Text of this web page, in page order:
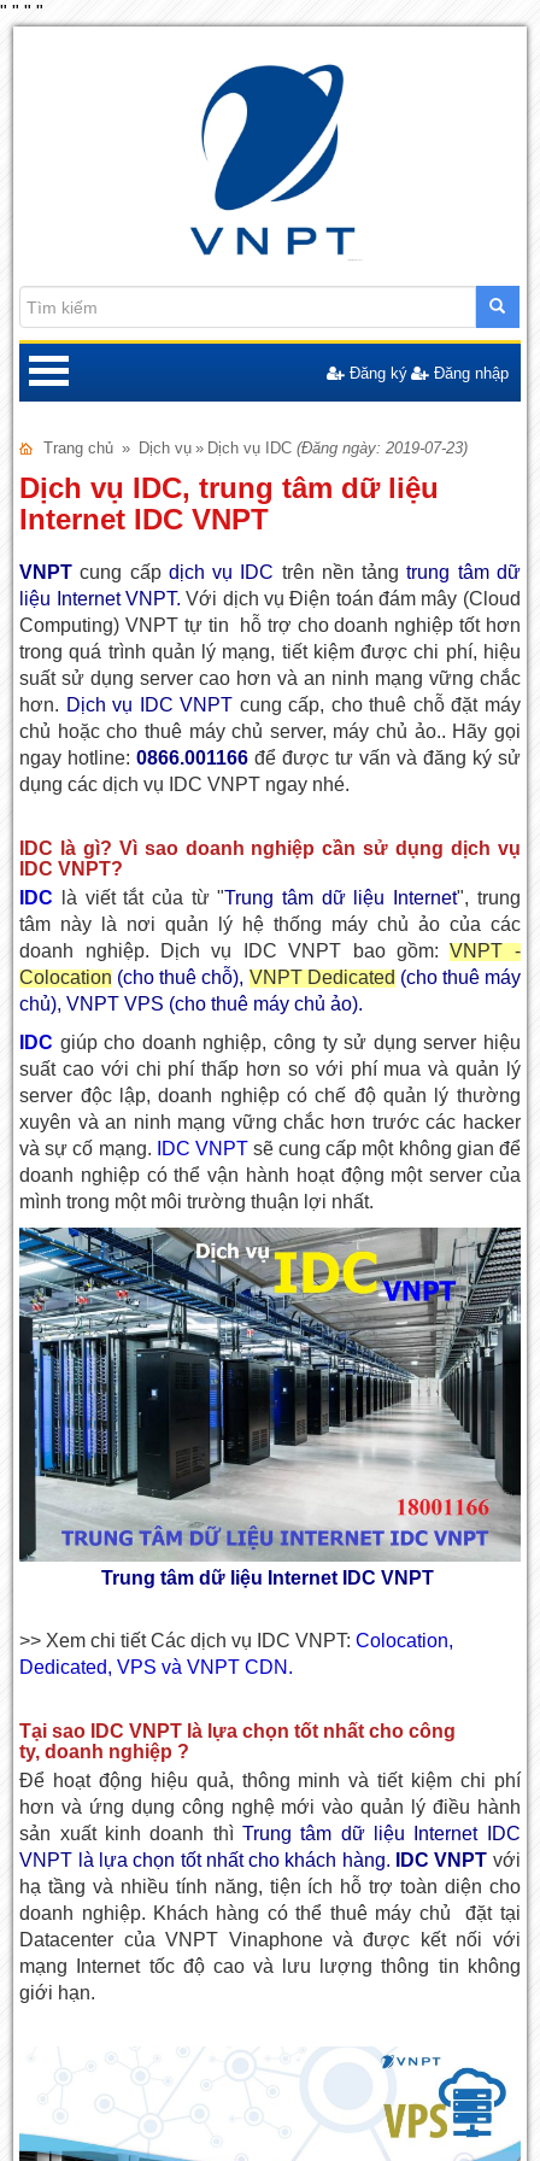
" " " "
Đăng ký Đăng nhập
Trang chủ » Dịch vụ » Dịch vụ IDC (Đăng ngày: 2019-07-23)
Dịch vụ IDC, trung tâm dữ liệu
Internet IDC VNPT
VNPT cung cấp dịch vụ IDC trên nền tảngtrung tâm dữ
liệu Internet VNPT. Với dịch vụ Điện toán đám mây (Cloud
Computing) VNPT tự tin hỗ trợ cho doanh nghiệp tốt hơn
trong quá trình quản lý mạng, tiết kiệm được chi phí, hiệu
suất sử dụng server cao hơn và an ninh mạng vững chắc
hơn. Dịch vụ IDC VNPT cung cấp, cho thuê chỗ đặt máy
chủ hoặc cho thuê máy chủ server, máy chủ ảo.. Hãy gọi
ngay hotline:0866.001166 để được tư vấn và đăng ký sử
dụng các dịch vụ IDC VNPT ngay nhé.
IDC là gì? Vì sao doanh nghiệp cần sử dụng dịch vụ
IDC VNPT?
IDC là viết tắt của từ "Trung tâm dữ liệu Internet", trung
tâm này là nơi quản lý hệ thống máy chủ ảo của các
doanh nghiệp. Dịch vụ IDC VNPT bao gồm:VNPT -
Colocation (cho thuê chỗ), VNPT Dedicated (cho thuê máy
chủ), VNPT VPS (cho thuê máy chủ ảo).
IDC giúp cho doanh nghiệp, công ty sử dụng server hiệu
suất cao với chi phí thấp hơn so với phí mua và quản lý
server độc lập, doanh nghiệp có chế độ quản lý thường
xuyên và an ninh mạng vững chắc hơn trước các hacker
và sự cố mạng.
IDC VNPTsẽ cung cấp một không gian để
doanh nghiệp có thể vận hành hoạt động một server của
mình trong một môi trường thuận lợi nhất.
Trung tâm dữ liệu Internet IDC VNPT
>> Xem chi tiết Các dịch vụ IDC VNPT:Colocation,
Dedicated, VPS và VNPT CDN.
Tại sao IDC VNPT là lựa chọn tốt nhất cho công
ty, doanh nghiệp ?
Để hoạt động hiệu quả, thông minh và tiết kiệm chi phí
hơn và ứng dụng công nghệ mới vào quản lý điều hành
sản xuất kinh doanh thì Trung tâm dữ liệu Internet IDC
VNPT là lựa chọn tốt nhất cho khách hàng. IDC VNPT với
hạ tầng và nhiều tính năng, tiện ích hỗ trợ toàn diện cho
doanh nghiệp. Khách hàng có thể thuê máy chủ đặt tại
Datacenter của VNPT Vinaphone và được kết nối với
mạng Internet tốc độ cao và lưu lượng thông tin không
giới hạn.